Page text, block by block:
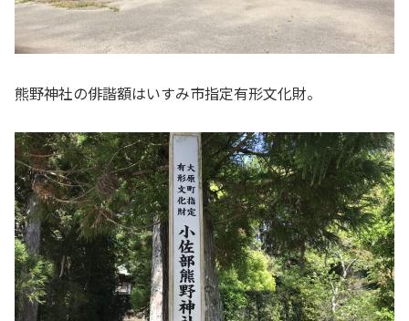
熊野神社の俳諧額はいすみ市指定有形文化財。